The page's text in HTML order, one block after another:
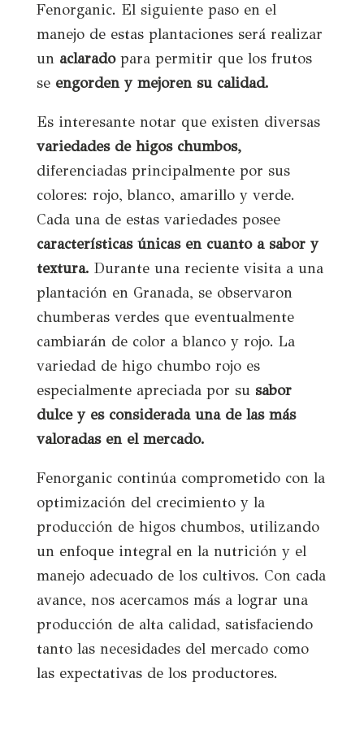
Fenorganic. El siguiente paso en el
manejo de estas plantaciones será realizar
un aclaradopara permitir que los frutos
se engorden y mejoren su calidad.
Es interesante notar que existen diversas
variedades de higos chumbos,
diferenciadas principalmente por sus
colores: rojo, blanco, amarillo y verde.
Cada una de estas variedades posee
características únicas en cuanto a sabor y
textura. Durante una reciente visita a una
plantación en Granada, se observaron
chumberas verdes que eventualmente
cambiarán de color a blanco y rojo. La
variedad de higo chumbo rojo es
especialmente apreciada por susabor
dulce y es considerada una de las más
valoradas en el mercado.
Fenorganic continúa comprometido con la
optimización del crecimiento y la
producción de higos chumbos, utilizando
un enfoque integral en la nutrición y el
manejo adecuado de los cultivos. Con cada
avance, nos acercamos más a lograr una
producción de alta calidad, satisfaciendo
tanto las necesidades del mercado como
las expectativas de los productores.